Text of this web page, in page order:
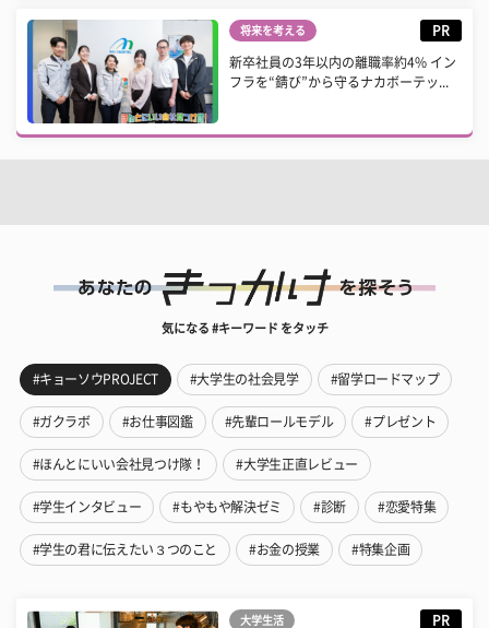
将来を考える PR
新卒社員の3年以内の離職率約4% イン
フラを“錆び”から守るナカボーテッ...
気になる #キーワード をタッチ
#キョーソウPROJECT #大学生の社会見学 #留学ロードマップ
#ガクラボ #お仕事図鑑 #先輩ロールモデル #プレゼント
#ほんとにいい会社見つけ隊！ #大学生正直レビュー
#学生インタビュー #もやもや解決ゼミ #診断 #恋愛特集
#学生の君に伝えたい３つのこと #お金の授業 #特集企画
大学生活 PR